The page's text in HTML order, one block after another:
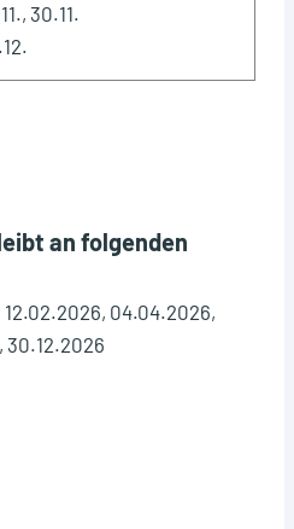
30.11.
an folgenden
04.04.2026,
30.12.2026